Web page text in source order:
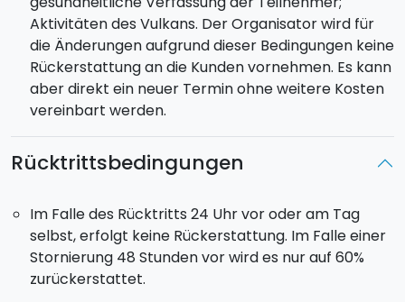
Aktivitäten des Vulkans. Der Organisator wird für
die Änderungen aufgrund dieser Bedingungen keine
Rückerstattung an die Kunden vornehmen. Es kann
aber direkt ein neuer Termin ohne weitere Kosten
vereinbart werden.
Rücktrittsbedingungen
Im Falle des Rücktritts 24 Uhr vor oder am Tag
selbst, erfolgt keine Rückerstattung. Im Falle einer
Stornierung 48 Stunden vor wird es nur auf 60%
zurückerstattet.